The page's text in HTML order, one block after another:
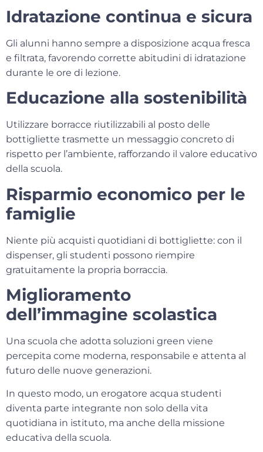
Idratazione continua e sicura
Gli alunni hanno sempre a disposizione acqua fresca
e filtrata, favorendo corrette abitudini di idratazione
durante le ore di lezione.
Educazione alla sostenibilità
Utilizzare borracce riutilizzabili al posto delle
bottigliette trasmette un messaggio concreto di
rispetto per l’ambiente, rafforzando il valore educativo
della scuola.
Risparmio economico per le
famiglie
Niente più acquisti quotidiani di bottigliette: con il
dispenser, gli studenti possono riempire
gratuitamente la propria borraccia.
Miglioramento
dell’immagine scolastica
Una scuola che adotta soluzioni green viene
percepita come moderna, responsabile e attenta al
futuro delle nuove generazioni.
In questo modo, un erogatore acqua studenti
diventa parte integrante non solo della vita
quotidiana in istituto, ma anche della missione
educativa della scuola.